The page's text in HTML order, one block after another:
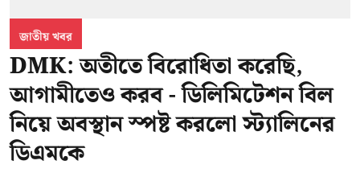
জাতীয় খবর
DMK: অতীতে বিরোধিতা করেছি,
আগামীতেও করব - ডিলিমিটেশন বিল
নিয়ে অবস্থান স্পষ্ট করলো স্ট্যালিনের
ডিএমকে